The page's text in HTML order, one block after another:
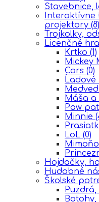
Stavebnice,
Interaktívne
projektory (8)
Trojkolky,
Licenčné
Krtko (1)
Mickey
Cars (0)
Máša
Paw
Minnie
LoL (0)
Hojdačky,
Hudobné
Školské